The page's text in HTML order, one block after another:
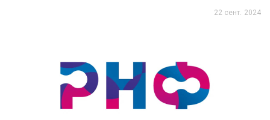
22 сент. 2024